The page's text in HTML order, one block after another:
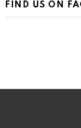
FIND US ON